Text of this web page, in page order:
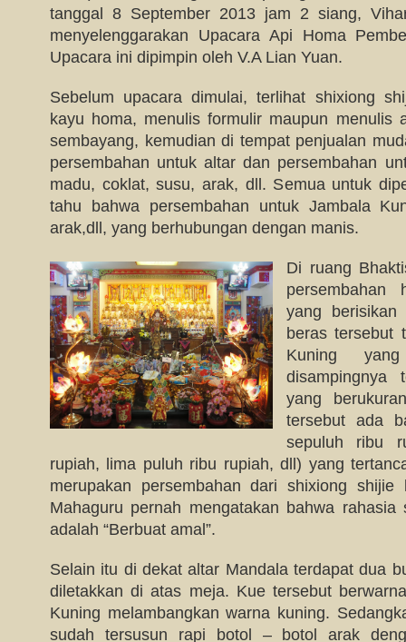
tanggal 8 September 2013 jam 2 siang,
menyelenggarakan Upacara Api Homa
Upacara ini dipimpin oleh V.A Lian Yuan.
Sebelum upacara dimulai, terlihat shixiong
kayu homa, menulis formulir maupun menulis
sembayang, kemudian di tempat penjualan
persembahan untuk altar dan persembahan
madu, coklat, susu, arak, dll. Semua untuk
tahu bahwa persembahan untuk Jambala
arak,dll, yang berhubungan dengan manis.
Di ruang
yang
beras tersebut
Kuning
disampingnya
yang
tersebut ada
sepuluh ribu
rupiah, lima puluh ribu rupiah, dll) yang
merupakan persembahan dari shixiong shijie
Mahaguru pernah mengatakan bahwa rahasia
adalah “Berbuat amal”.
Selain itu di dekat altar Mandala terdapat dua
diletakkan di atas meja. Kue tersebut
Kuning melambangkan warna kuning.
sudah tersusun rapi botol – botol arak